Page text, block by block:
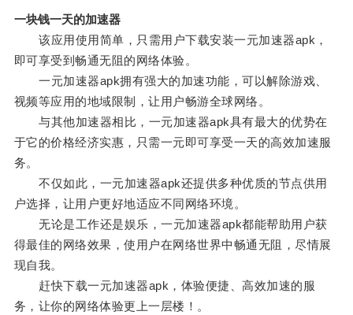
一块钱一天的加速器
该应用使用简单，只需用户下载安装一元加速器apk，
即可享受到畅通无阻的网络体验。
一元加速器apk拥有强大的加速功能，可以解除游戏、
视频等应用的地域限制，让用户畅游全球网络。
与其他加速器相比，一元加速器apk具有最大的优势在
于它的价格经济实惠，只需一元即可享受一天的高效加速服
务。
不仅如此，一元加速器apk还提供多种优质的节点供用
户选择，让用户更好地适应不同网络环境。
无论是工作还是娱乐，一元加速器apk都能帮助用户获
得最佳的网络效果，使用户在网络世界中畅通无阻，尽情展
现自我。
赶快下载一元加速器apk，体验便捷、高效加速的服
务，让你的网络体验更上一层楼！。